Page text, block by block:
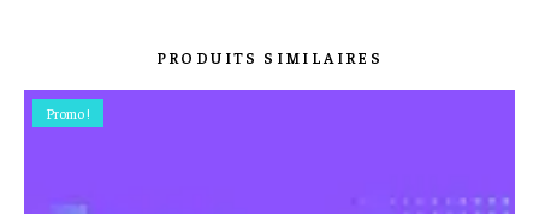
PRODUITS SIMILAIRES
Promo !